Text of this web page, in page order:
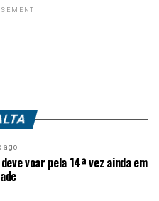
ago
voar pela 14ª vez ainda em